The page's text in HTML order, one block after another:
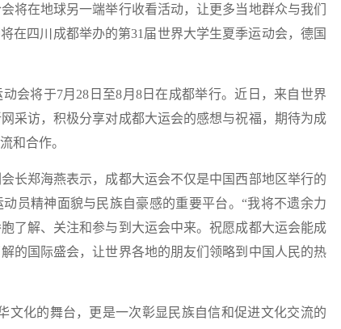
将在地球另一端举行收看活动，让更多当地群众与我们
在四川成都举办的第31届世界大学生夏季运动会，德国
将于7月28日至8月8日在成都举行。近日，来自世界
采访，积极分享对成都大运会的感想与祝福，期待为成
和合作。
长郑海燕表示，成都大运会不仅是中国西部地区举行的
员精神面貌与民族自豪感的重要平台。“我将不遗余力
了解、关注和参与到大运会中来。祝愿成都大运会能成
的国际盛会，让世界各地的朋友们领略到中国人民的热
化的舞台，更是一次彰显民族自信和促进文化交流的